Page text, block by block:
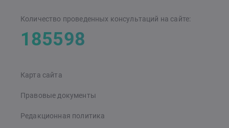
Карта сайта
Правовые документы
Редакционная политика
Количество проведенных консультаций на сайте:
185598